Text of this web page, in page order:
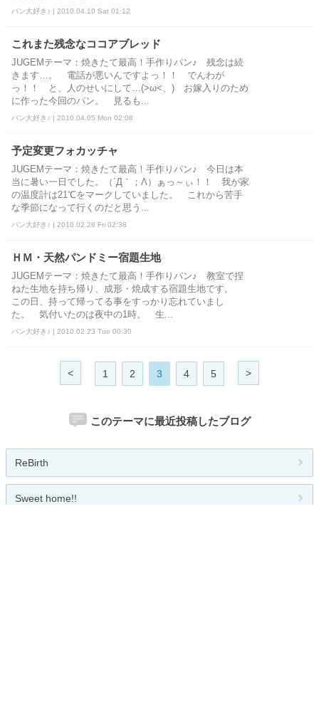
パン大好き♪ | 2010.04.10 Sat 01:12
これまた残念なココアブレッド
JUGEMテーマ：焼きたて最高！手作りパン♪ 残念は続
きます…。 電話が悪いんですよっ！！ でんわが
っ！！ と、人のせいにして…(>ω<、) お嫁入りのため
に作った今回のパン。 見るも...
パン大好き♪ | 2010.04.05 Mon 02:08
予定変更フォカッチャ
JUGEMテーマ：焼きたて最高！手作りパン♪ 今日は本
当に暑い一日でした。（´Д｀；Λ）ぁっ～ぃ！！ 我が家
の温度計は21℃をマークしていました。 これから苦手
な季節になって行くのだと思う...
パン大好き♪ | 2010.02.26 Fri 02:38
ＨＭ・天然パンドミー宿題生地
JUGEMテーマ：焼きたて最高！手作りパン♪ 教室で捏
ねた生地を持ち帰り、成形・焼成する宿題生地です。
この日、持って帰ってる事をすっかり忘れていまし
た。 気付いたのは夜中の1時。 生...
パン大好き♪ | 2010.02.23 Tue 00:30
< 1 2 3 4 5 >
このテーマに最近投稿したブログ
ReBirth
Sweet home!!